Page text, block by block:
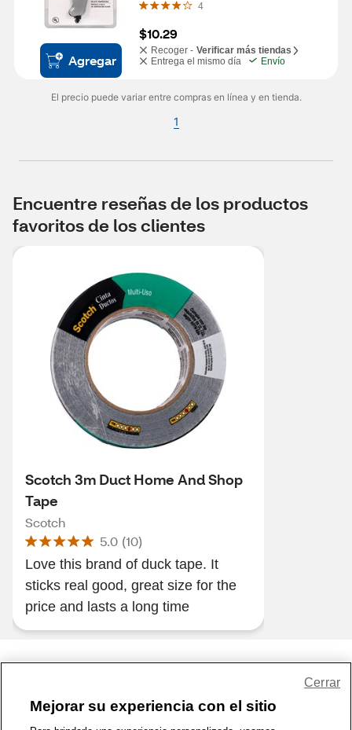
Agregar
4
$10.29
Recoger - Verificar más tiendas
Entrega el mismo día
Envío
El precio puede variar entre compras en línea y en tienda.
1
Encuentre reseñas de los productos
favoritos de los clientes
Scotch 3m Duct Home And Shop
Tape
Scotch
5.0 (10)
Love this brand of duck tape. It
sticks real good, great size for the
price and lasts a long time
Mejorar su experiencia con el sitio
Cerrar